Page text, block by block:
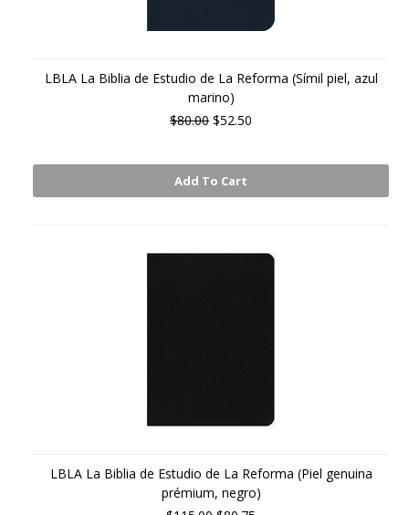
LBLA La Biblia de Estudio de La Reforma (Símil piel, azul
marino)
$80.00 $52.50
Add To Cart
LBLA La Biblia de Estudio de La Reforma (Piel genuina
prémium, negro)